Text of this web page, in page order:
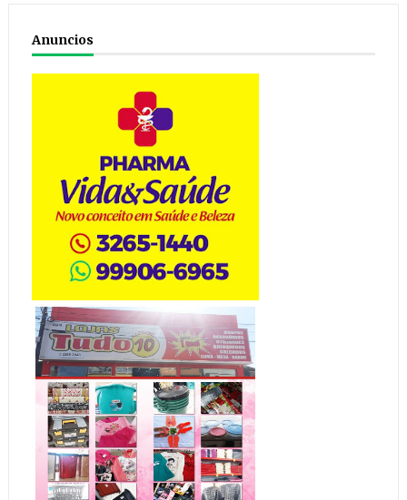
Anuncios